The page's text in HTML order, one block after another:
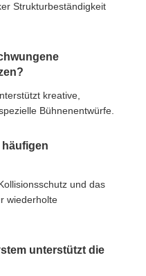
Strukturbeständigkeit
kreative,
Bühnenentwürfe.
häufigen
und das
wiederholte
unterstützt die